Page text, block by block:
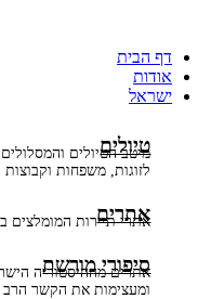
דף הבית
אודות
ישראל
טיולים
מיטב הטיולים
לזוגות, משפחות וקבוצות
אתרים
אתרי תיירות המומלצים
סיפורי מורשת
אתרים מההיסטוריה
ומעצימות את הקשר הרב